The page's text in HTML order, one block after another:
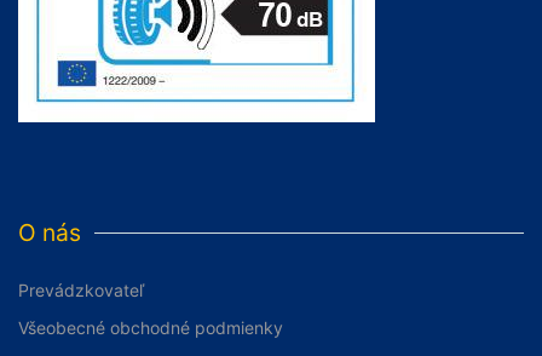
O nás
Prevádzkovateľ
Všeobecné obchodné podmienky